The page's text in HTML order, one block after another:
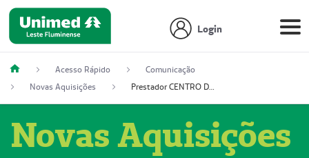
Login
Acesso Rápido
Comunicação
Novas Aquisições
Prestador CENTRO DE ONCOLOGIA
Novas Aquisições